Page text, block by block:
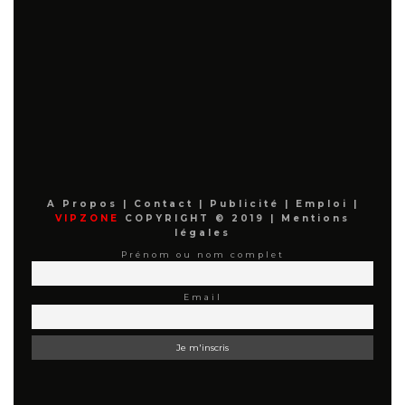
A Propos | Contact | Publicité | Emploi
|
VIPZONE
COPYRIGHT © 2019 |
Mentions
légales
Prénom ou nom complet
Email